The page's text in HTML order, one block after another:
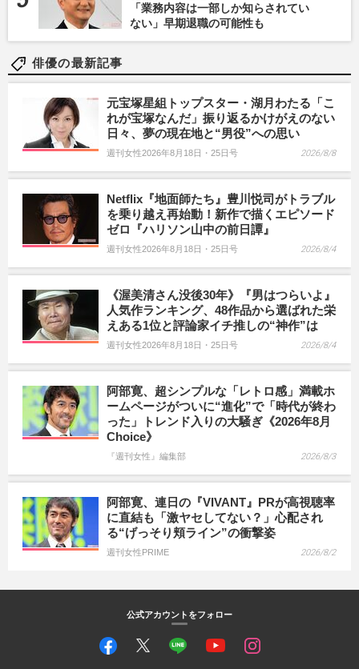
「業務内容は一部しか知らされてい
ない」早期退職の可能性も
俳優の最新記事
元宝塚星組トップスター・湖月わたる「こ
れが宝塚なんだ」振り返るかけがえのない
日々、夢の現在地と“男役”への思い
週刊女性2026年8月18日・25日号 2026/8/8
Netflix『地面師たち』豊川悦司がトラブル
を乗り越え再始動！新作で描くエピソード
ゼロ『ハリソン山中の前日譚』
週刊女性2026年8月18日・25日号 2026/8/4
《渥美清さん没後30年》『男はつらいよ』
人気作ランキング、48作品から選ばれた栄
えある1位と評論家イチ推しの“神作”は
週刊女性2026年8月18日・25日号 2026/8/4
阿部寛、超シンプルな「レトロ感」満載ホ
ームページがついに“進化”で「時代が終わ
った」トレンド入りの大騒ぎ《2026年8月
Choice》
『週刊女性』編集部 2026/8/3
阿部寛、連日の『VIVANT』PRが高視聴率
に直結も「激ヤセしてない？」心配され
る“げっそり頬ライン”の衝撃姿
週刊女性PRIME 2026/8/2
公式アカウントをフォロー